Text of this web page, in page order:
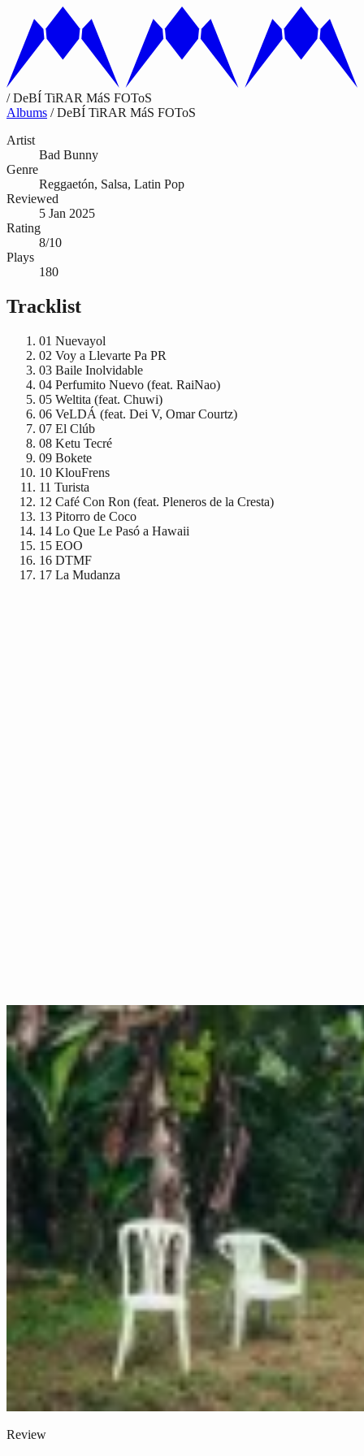
/ DeBÍ TiRAR MáS FOToS
Albums / DeBÍ TiRAR MáS FOToS
Artist
Bad Bunny
Genre
Reggaetón, Salsa, Latin Pop
Reviewed
5 Jan 2025
Rating
8/10
Plays
180
Tracklist
01 Nuevayol
02 Voy a Llevarte Pa PR
03 Baile Inolvidable
04 Perfumito Nuevo (feat. RaiNao)
05 Weltita (feat. Chuwi)
06 VeLDÁ (feat. Dei V, Omar Courtz)
07 El Clúb
08 Ketu Tecré
09 Bokete
10 KlouFrens
11 Turista
12 Café Con Ron (feat. Pleneros de la Cresta)
13 Pitorro de Coco
14 Lo Que Le Pasó a Hawaii
15 EOO
16 DTMF
17 La Mudanza
Review